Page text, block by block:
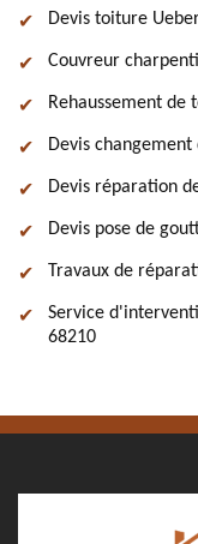
Devis toiture
Couvreur
Rehaussement de
Devis
Devis réparation
Devis pose de
Travaux de
Service
68210